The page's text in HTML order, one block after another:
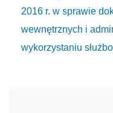
2016 r. w sprawie
wewnętrznych i
wykorzystaniu